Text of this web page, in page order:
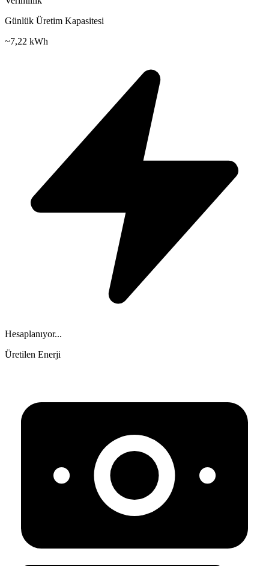
Günlük Üretim Kapasitesi
~7,22 kWh
Hesaplanıyor...
Üretilen Enerji